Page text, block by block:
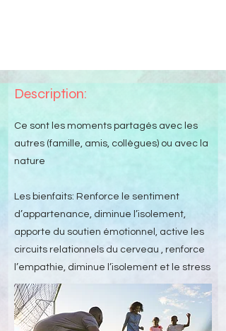
Description:
Ce sont les moments partagés avec les
autres (famille, amis, collègues) ou avec la
nature
Les bienfaits: Renforce le sentiment
d’appartenance, diminue l’isolement,
apporte du soutien émotionnel, active les
circuits relationnels du cerveau , renforce
l’empathie, diminue l’isolement et le stress